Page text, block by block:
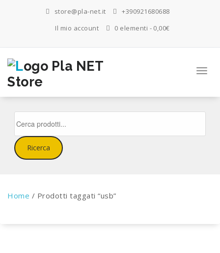
store@pla-net.it
+390921680688
Il mio account
0 elementi 0,00€
search
Ricerca
Home / Prodotti taggati “usb”